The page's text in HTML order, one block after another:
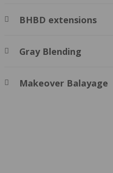
BHBD extensions
Gray Blending
Makeover Balayage